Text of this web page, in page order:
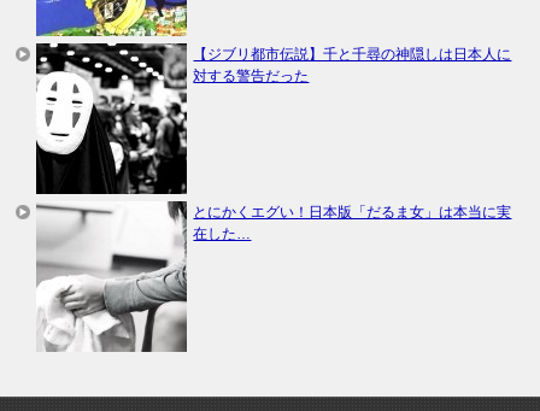
【ジブリ都市伝説】千と千尋の神隠しは日本人に
対する警告だった
とにかくエグい！日本版「だるま女」は本当に実
在した…